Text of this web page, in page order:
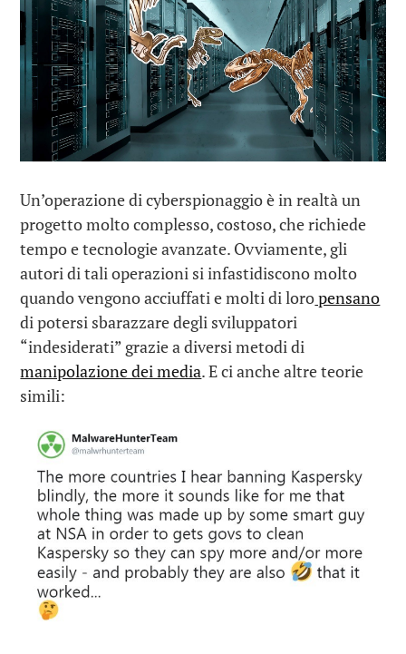
Un’operazione di cyberspionaggio è in realtà un
progetto molto complesso, costoso, che richiede
tempo e tecnologie avanzate. Ovviamente, gli
autori di tali operazioni si infastidiscono molto
quando vengono acciuffati e molti di loropensano
di potersi sbarazzare degli sviluppatori
“indesiderati” grazie a diversi metodi di
manipolazione dei media. E ci anche altre teorie
simili: